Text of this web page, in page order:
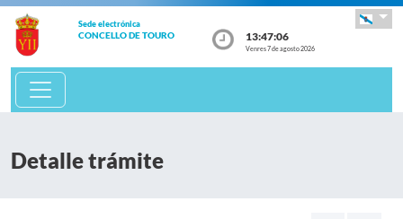
Sede electrónica
CONCELLO DE TOURO 13:47:06
Venres 7 de agosto 2026
Detalle trámite